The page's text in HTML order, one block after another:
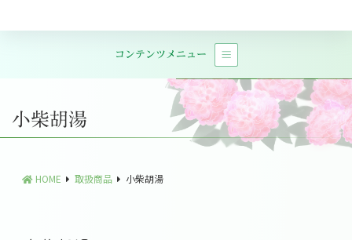
メインナビゲーション
コンテンツメニュー
小柴胡湯
HOME 取扱商品 小柴胡湯